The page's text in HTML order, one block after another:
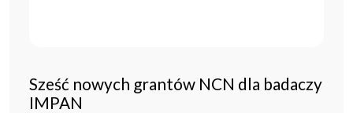
Sześć nowych grantów NCN dla badaczy
IMPAN